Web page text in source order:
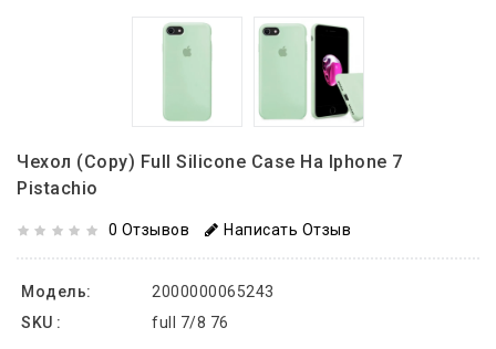
Чехол (copy) Full Silicone Case На Iphone 7
Pistachio
0 Отзывов Написать Отзыв
Модель:
2000000065243
SKU :
full 7/8 76